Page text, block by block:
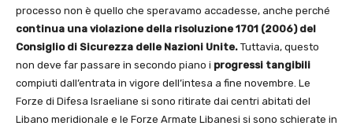
processo non è quello che speravamo accadesse, anche perché
continua una violazione della risoluzione 1701 (2006) del
Consiglio di Sicurezza delle Nazioni Unite. Tuttavia, questo
non deve far passare in secondo piano i progressi tangibili
compiuti dall’entrata in vigore dell’intesa a fine novembre. Le
Forze di Difesa Israeliane si sono ritirate dai centri abitati del
Libano meridionale e le Forze Armate Libanesi si sono schierate in